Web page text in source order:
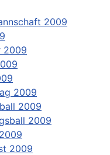
2009
2009
2009
2009
2009
2009